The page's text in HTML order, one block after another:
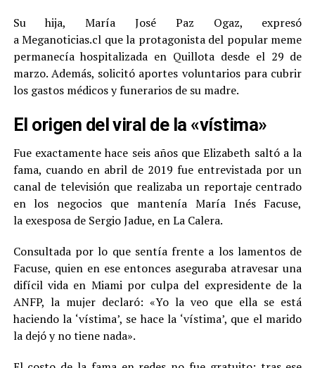
Su hija, María José Paz Ogaz, expresó
a Meganoticias.cl que la protagonista del popular meme
permanecía hospitalizada en Quillota desde el 29 de
marzo. Además, solicitó aportes voluntarios para cubrir
los gastos médicos y funerarios de su madre.
El origen del viral de la «vístima»
Fue exactamente hace seis años que Elizabeth saltó a la
fama, cuando en abril de 2019 fue entrevistada por un
canal de televisión que realizaba un reportaje centrado
en los negocios que mantenía María Inés Facuse,
la exesposa de Sergio Jadue, en La Calera.
Consultada por lo que sentía frente a los lamentos de
Facuse, quien en ese entonces aseguraba atravesar una
difícil vida en Miami por culpa del expresidente de la
ANFP, la mujer declaró: «Yo la veo que ella se está
haciendo la ‘vístima’, se hace la ‘vístima’, que el marido
la dejó y no tiene nada».